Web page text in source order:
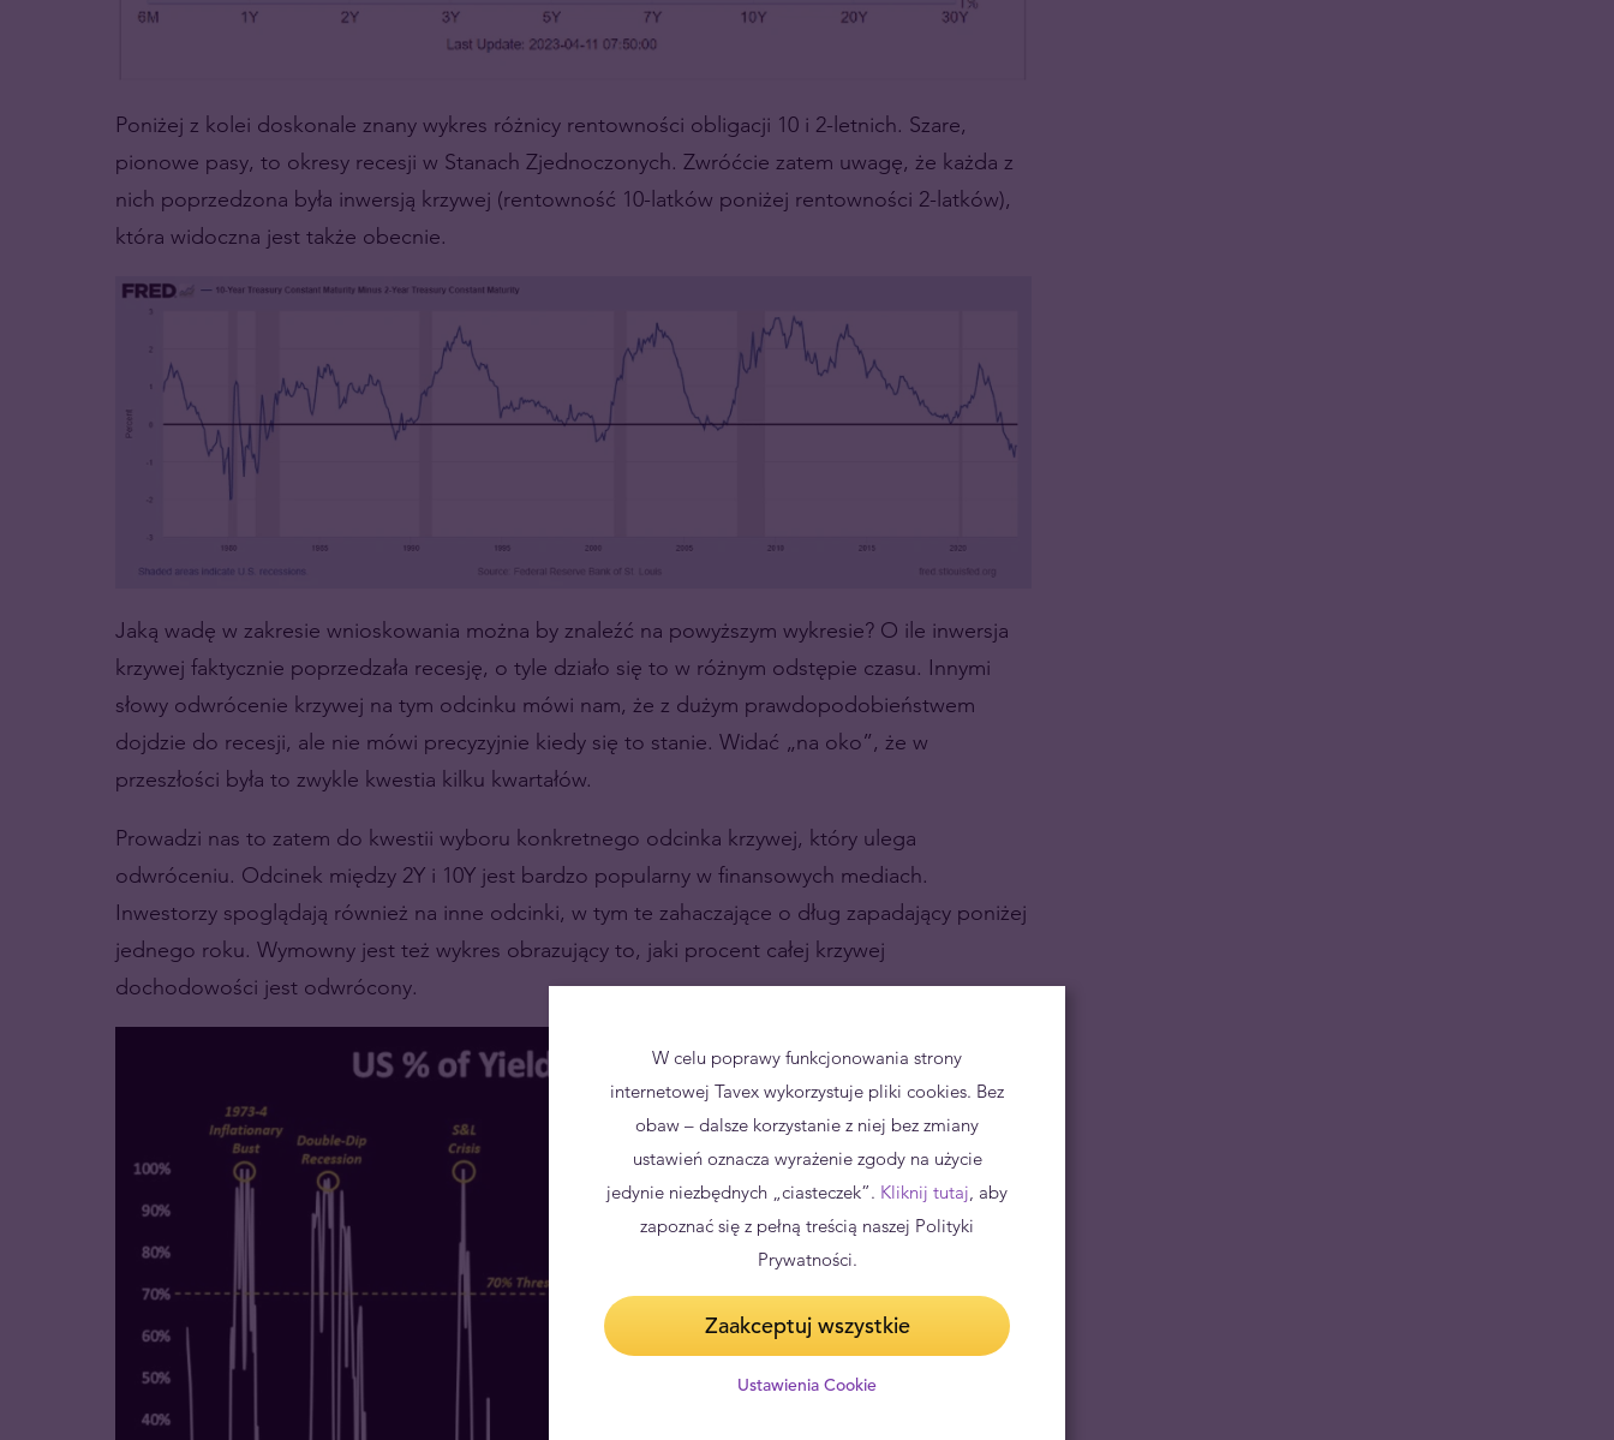
Poniżej z kolei doskonale znany wykres różnicy rentowności obligacji 10 i 2-letnich. Szare,
pionowe pasy, to okresy recesji w Stanach Zjednoczonych. Zwróćcie zatem uwagę, że każda z
nich poprzedzona była inwersją krzywej (rentowność 10-latków poniżej rentowności 2-latków),
która widoczna jest także obecnie.
Jaką wadę w zakresie wnioskowania można by znaleźć na powyższym wykresie? O ile inwersja
krzywej faktycznie poprzedzała recesję, o tyle działo się to w różnym odstępie czasu. Innymi
słowy odwrócenie krzywej na tym odcinku mówi nam, że z dużym prawdopodobieństwem
dojdzie do recesji, ale nie mówi precyzyjnie kiedy się to stanie. Widać „na oko”, że w
przeszłości była to zwykle kwestia kilku kwartałów.
Prowadzi nas to zatem do kwestii wyboru konkretnego odcinka krzywej, który ulega
odwróceniu. Odcinek między 2Y i 10Y jest bardzo popularny w finansowych mediach.
Inwestorzy spoglądają również na inne odcinki, w tym te zahaczające o dług zapadający poniżej
jednego roku. Wymowny jest też wykres obrazujący to, jaki procent całej krzywej
dochodowości jest odwrócony.
W celu poprawy funkcjonowania strony
internetowej Tavex wykorzystuje pliki cookies. Bez
obaw – dalsze korzystanie z niej bez zmiany
ustawień oznacza wyrażenie zgody na użycie
jedynie niezbędnych „ciasteczek”. Kliknij tutaj, aby
zapoznać się z pełną treścią naszej Polityki
Prywatności.
Zaakceptuj wszystkie
Ustawienia Cookie